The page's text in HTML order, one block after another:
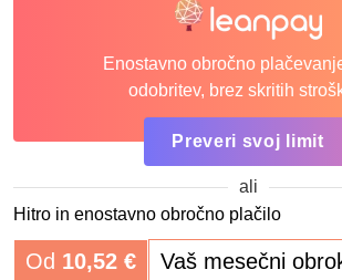
Enostavno obročno
odobritev, brez skritih
Preveri svoj limit
ali
Hitro in enostavno obročno plačilo
Od 10,52 € Vaš mesečni